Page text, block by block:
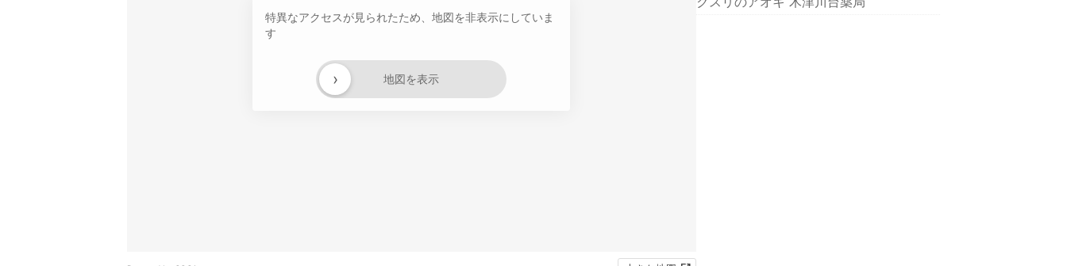
特異なアクセスが見られたため、地図を非表示にしていま
す
地図を表示
›